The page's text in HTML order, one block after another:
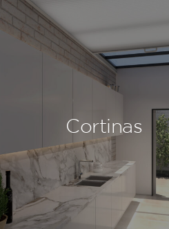
Cortinas